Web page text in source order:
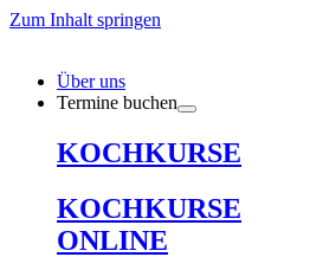
Zum Inhalt springen
Über uns
Termine buchen
KOCHKURSE
KOCHKURSE
ONLINE